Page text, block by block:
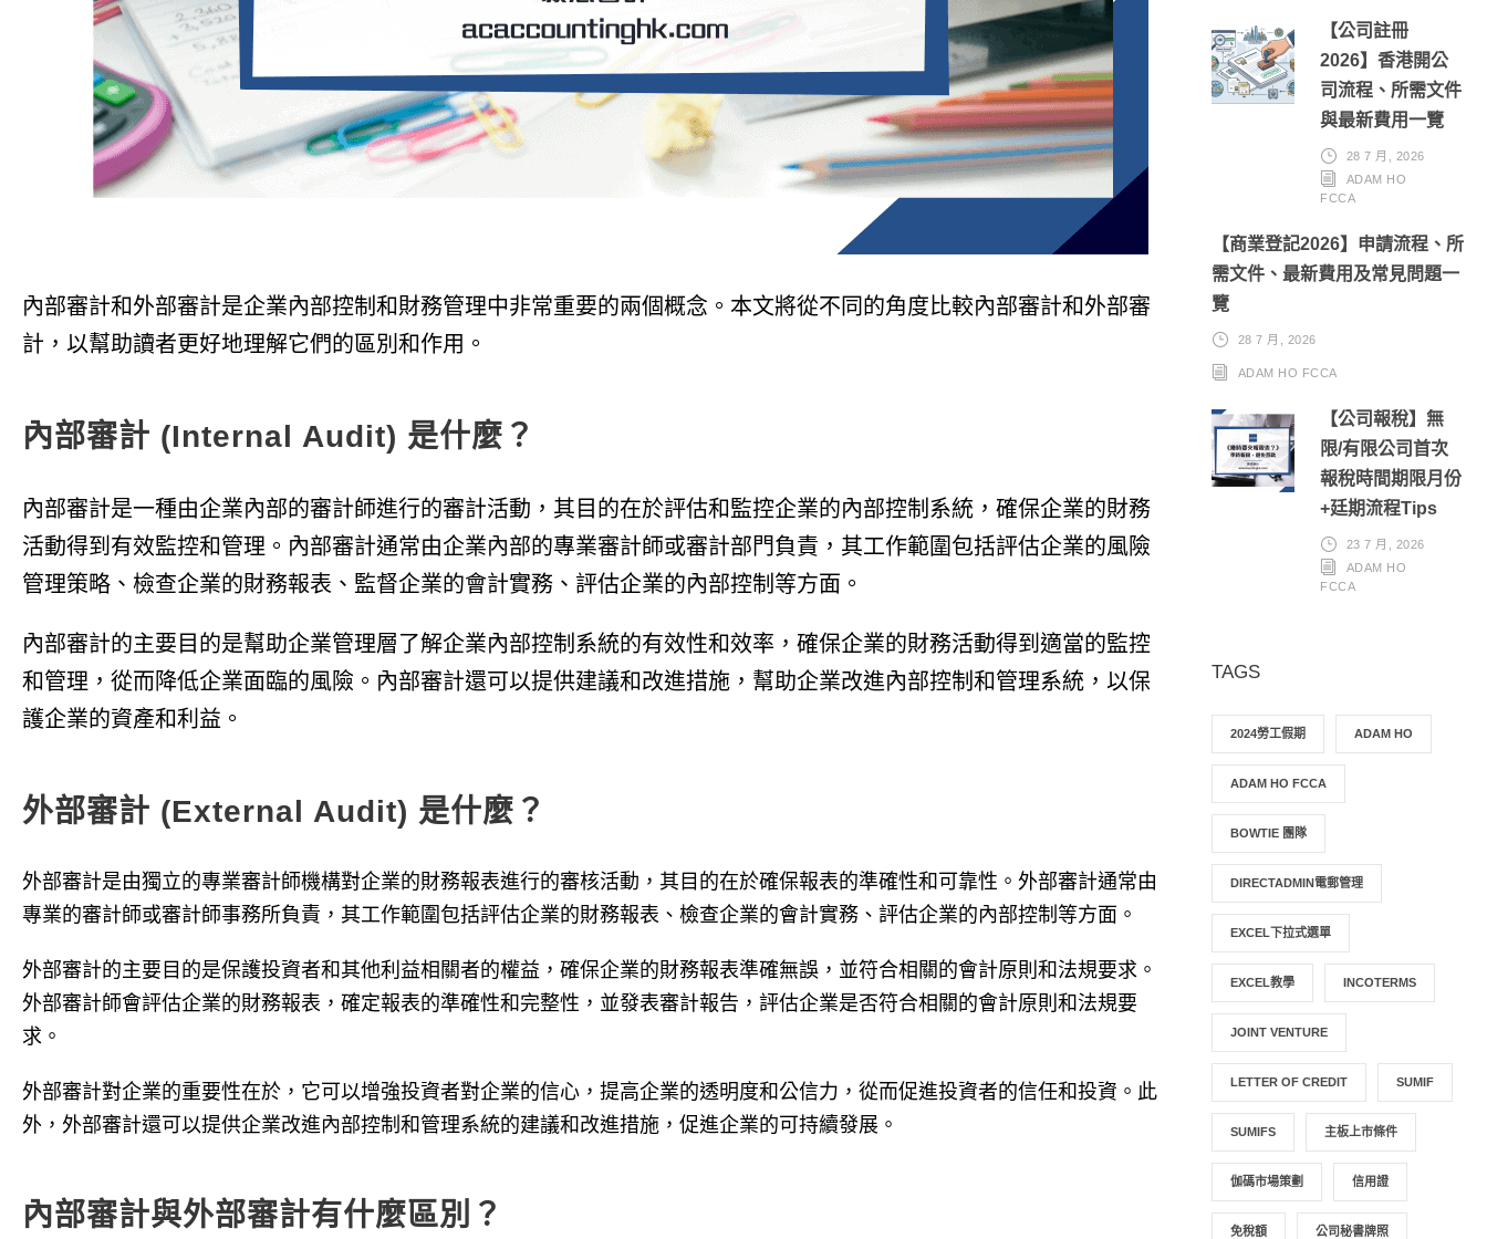
內部審計和外部審計是企業內部控制和財務管理中非常重要的兩個概念。本文將從不同的角度比較內部審計和外部審
計，以幫助讀者更好地理解它們的區別和作用。
內部審計 (Internal Audit) 是什麼？
內部審計是一種由企業內部的審計師進行的審計活動，其目的在於評估和監控企業的內部控制系統，確保企業的財務
活動得到有效監控和管理。內部審計通常由企業內部的專業審計師或審計部門負責，其工作範圍包括評估企業的風險
管理策略、檢查企業的財務報表、監督企業的會計實務、評估企業的內部控制等方面。
內部審計的主要目的是幫助企業管理層了解企業內部控制系統的有效性和效率，確保企業的財務活動得到適當的監控
和管理，從而降低企業面臨的風險。內部審計還可以提供建議和改進措施，幫助企業改進內部控制和管理系統，以保
護企業的資產和利益。
外部審計 (External Audit) 是什麼？
外部審計是由獨立的專業審計師機構對企業的財務報表進行的審核活動，其目的在於確保報表的準確性和可靠性。外部審計通常由
專業的審計師或審計師事務所負責，其工作範圍包括評估企業的財務報表、檢查企業的會計實務、評估企業的內部控制等方面。
外部審計的主要目的是保護投資者和其他利益相關者的權益，確保企業的財務報表準確無誤，並符合相關的會計原則和法規要求。
外部審計師會評估企業的財務報表，確定報表的準確性和完整性，並發表審計報告，評估企業是否符合相關的會計原則和法規要
求。
外部審計對企業的重要性在於，它可以增強投資者對企業的信心，提高企業的透明度和公信力，從而促進投資者的信任和投資。此
外，外部審計還可以提供企業改進內部控制和管理系統的建議和改進措施，促進企業的可持續發展。
內部審計與外部審計有什麼區別？
【公司註冊
2026】香港開公
司流程、所需文件
與最新費用一覽
28 7 月, 2026
ADAM HO
FCCA
【商業登記2026】申請流程、所
需文件、最新費用及常見問題一
覽
28 7 月, 2026
ADAM HO FCCA
【公司報稅】無
限/有限公司首次
報稅時間期限月份
+廷期流程Tips
23 7 月, 2026
ADAM HO
FCCA
TAGS
2024勞工假期 ADAM HO
ADAM HO FCCA
BOWTIE 團隊
DIRECTADMIN電郵管理
EXCEL下拉式選單
EXCEL教學 INCOTERMS
JOINT VENTURE
LETTER OF CREDIT SUMIF
SUMIFS 主板上市條件
伽碼市場策劃 信用證
免稅額 公司秘書牌照